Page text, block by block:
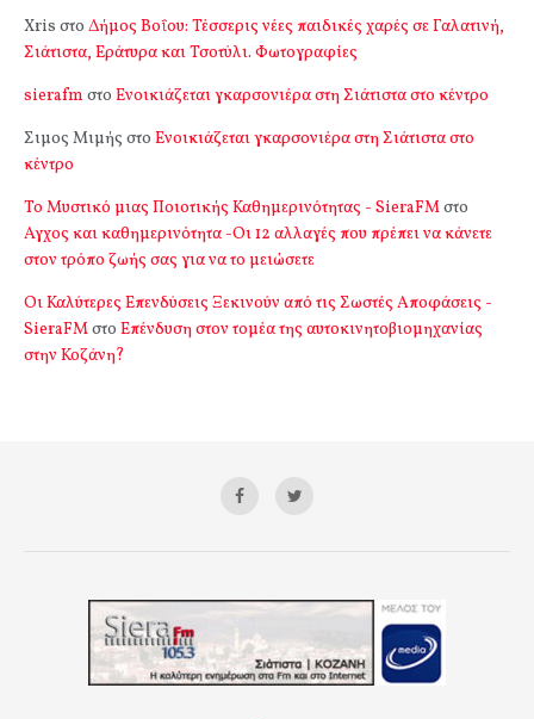
Xris στο Δήμος Βοΐου: Τέσσερις νέες παιδικές χαρές σε Γαλατινή,
Σιάτιστα, Εράτυρα και Τσοτύλι. Φωτογραφίες
sierafm στο Ενοικιάζεται γκαρσονιέρα στη Σιάτιστα στο κέντρο
Σιμος Μιμής στο Ενοικιάζεται γκαρσονιέρα στη Σιάτιστα στο
κέντρο
Το Μυστικό μιας Ποιοτικής Καθημερινότητας - SieraFMστο
Αγχος και καθημερινότητα -Οι 12 αλλαγές που πρέπει να κάνετε
στον τρόπο ζωής σας για να το μειώσετε
Οι Καλύτερες Επενδύσεις Ξεκινούν από τις Σωστές Αποφάσεις -
SieraFMστο Επένδυση στον τομέα της αυτοκινητοβιομηχανίας
στην Κοζάνη?